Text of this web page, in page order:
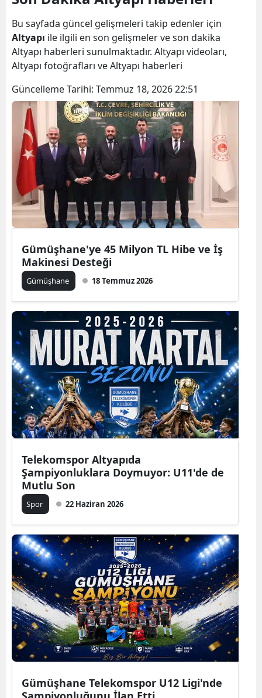
Bingöl
Bitlis
Bolu
Burdur
Bursa
Çanakkale
Çankırı
Çorum
Denizli
Diyarbakır
Edirne
Elazığ
Erzincan
Erzurum
Eskişehir
Gaziantep
Giresun
Hakkari
Mersin
İstanbul
İzmir
Kars
Kastamonu
Kayseri
Kırklareli
Bu sayfada güncel gelişmeleri takip edenler için
Altyapı ile ilgili en son gelişmeler ve son dakika
Altyapı haberleri sunulmaktadır. Altyapı videoları,
Altyapı fotoğrafları ve Altyapı haberleri
Güncelleme Tarihi: Temmuz 18, 2026 22:51
Gümüşhane'ye 45 Milyon TL Hibe ve İş
Makinesi Desteği
Gümüşhane 18 Temmuz 2026
Telekomspor Altyapıda
Şampiyonluklara Doymuyor: U11'de de
Mutlu Son
Spor 22 Haziran 2026
Gümüşhane Telekomspor U12 Ligi'nde